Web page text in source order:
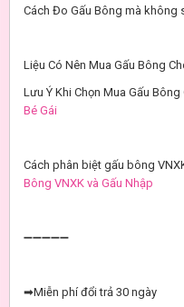
Cách Đo Gấu Bông mà không
Liệu Có Nên Mua Gấu Bông
Lưu Ý Khi Chọn Mua Gấu Bông
Bé Gái
Cách phân biệt gấu bông
Bông VNXK và Gấu Nhập
➖➖➖➖➖
➡Miễn phí đổi trả 30 ngày